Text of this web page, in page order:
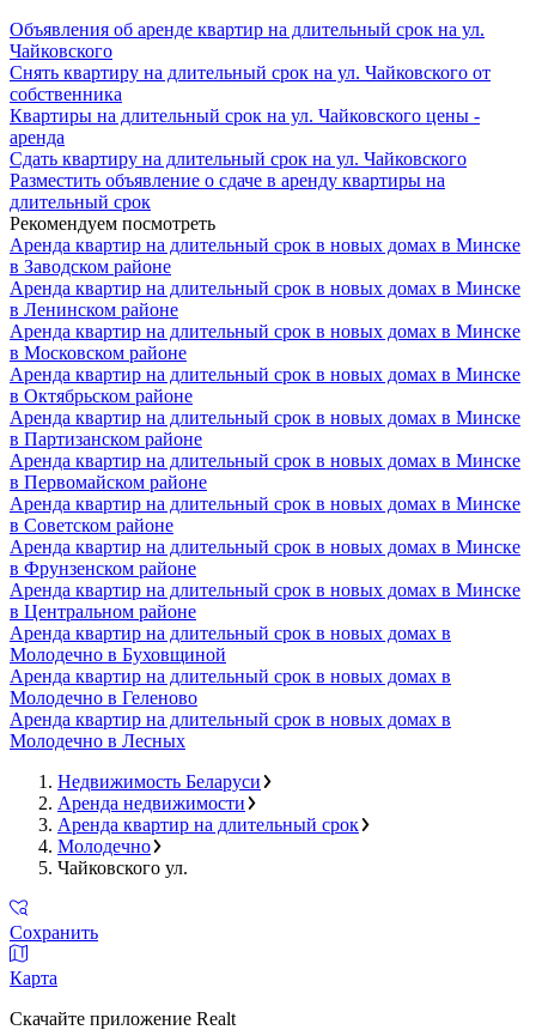
Объявления об аренде квартир на длительный срок на ул.
Чайковского
Снять квартиру на длительный срок на ул. Чайковского от
собственника
Квартиры на длительный срок на ул. Чайковского цены -
аренда
Сдать квартиру на длительный срок на ул. Чайковского
Разместить объявление о сдаче в аренду квартиры на
длительный срок
Рекомендуем посмотреть
Аренда квартир на длительный срок в новых домах в Минске
в Заводском районе
Аренда квартир на длительный срок в новых домах в Минске
в Ленинском районе
Аренда квартир на длительный срок в новых домах в Минске
в Московском районе
Аренда квартир на длительный срок в новых домах в Минске
в Октябрьском районе
Аренда квартир на длительный срок в новых домах в Минске
в Партизанском районе
Аренда квартир на длительный срок в новых домах в Минске
в Первомайском районе
Аренда квартир на длительный срок в новых домах в Минске
в Советском районе
Аренда квартир на длительный срок в новых домах в Минске
в Фрунзенском районе
Аренда квартир на длительный срок в новых домах в Минске
в Центральном районе
Аренда квартир на длительный срок в новых домах в
Молодечно в Буховщиной
Аренда квартир на длительный срок в новых домах в
Молодечно в Геленово
Аренда квартир на длительный срок в новых домах в
Молодечно в Лесных
Недвижимость Беларуси
Аренда недвижимости
Аренда квартир на длительный срок
Молодечно
Чайковского ул.
Сохранить
Карта
Скачайте приложение Realt